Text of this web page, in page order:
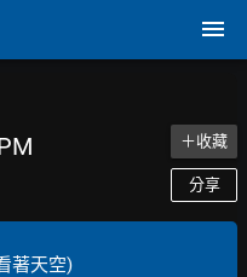
＋收藏
分享
著天空)